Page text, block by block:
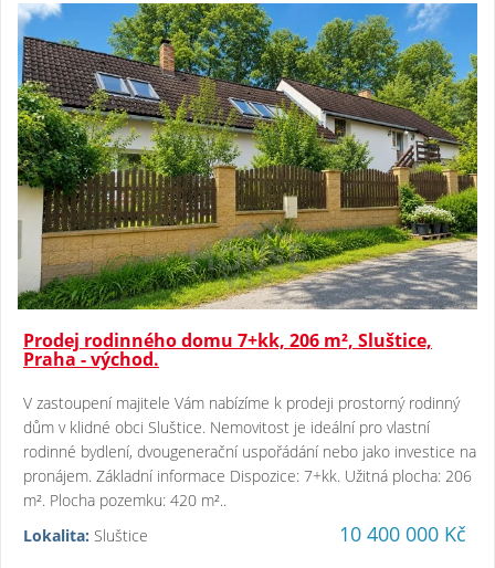
Prodej rodinného domu 7+kk, 206 m², Sluštice,
Praha - východ.
V zastoupení majitele Vám nabízíme k prodeji prostorný rodinný
dům v klidné obci Sluštice. Nemovitost je ideální pro vlastní
rodinné bydlení, dvougenerační uspořádání nebo jako investice na
pronájem. Základní informace Dispozice: 7+kk. Užitná plocha: 206
m². Plocha pozemku: 420 m²..
Lokalita: Sluštice 10 400 000 Kč